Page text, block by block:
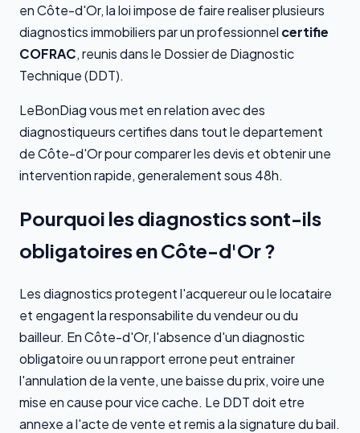
en Côte-d'Or, la loi impose de faire realiser plusieurs
diagnostics immobiliers par un professionnel certifie
COFRAC, reunis dans le Dossier de Diagnostic
Technique (DDT).
LeBonDiag vous met en relation avec des
diagnostiqueurs certifies dans tout le departement
de Côte-d'Or pour comparer les devis et obtenir une
intervention rapide, generalement sous 48h.
Pourquoi les diagnostics sont-ils
obligatoires en Côte-d'Or ?
Les diagnostics protegent l'acquereur ou le locataire
et engagent la responsabilite du vendeur ou du
bailleur. En Côte-d'Or, l'absence d'un diagnostic
obligatoire ou un rapport errone peut entrainer
l'annulation de la vente, une baisse du prix, voire une
mise en cause pour vice cache. Le DDT doit etre
annexe a l'acte de vente et remis a la signature du bail.